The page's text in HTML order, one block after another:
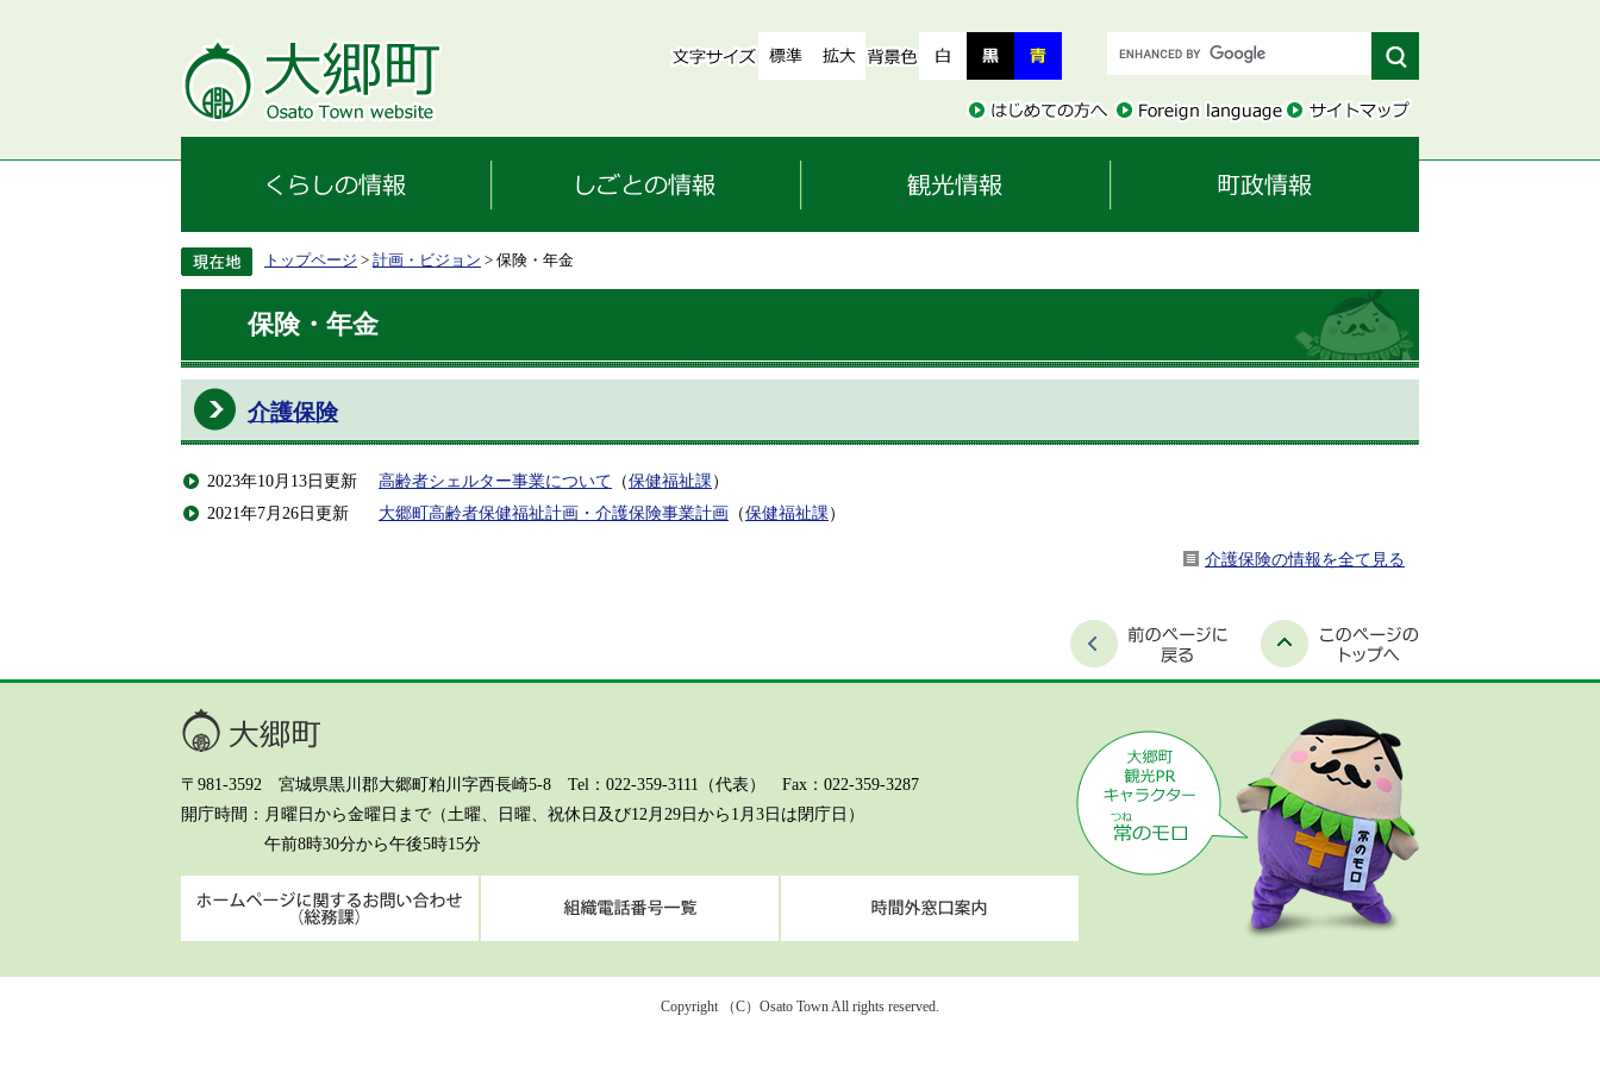
トップページ > 計画・ビジョン > 保険・年金
保険・年金
介護保険
2023年10月13日更新 高齢者シェルター事業について （保健福祉課）
2021年7月26日更新
大郷町高齢者保健福祉計画・介護保険事業計画 （保健福祉課）
介護保険の情報を全て見る
〒981-3592 宮城県黒川郡大郷町粕川字西長崎5-8 Tel：022-359-3111（代表） Fax：022-359-3287
開庁時間
月曜日から金曜日まで（土曜、日曜、祝休日及び12月29日から1月3日は閉庁日）
午前8時30分から午後5時15分
Copyright （C）Osato Town All rights reserved.